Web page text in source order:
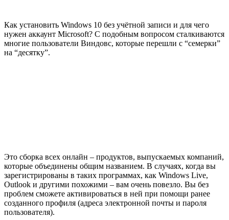
Как установить Windows 10 без учётной записи и для чего
нужен аккаунт Microsoft? С подобным вопросом сталкиваются
многие пользователи Виндовс, которые перешли с “семерки”
на “десятку”.
Это сборка всех онлайн – продуктов, выпускаемых компаний,
которые объединены общим названием. В случаях, когда вы
зарегистрированы в таких программах, как Windows Live,
Outlook и другими похожими – вам очень повезло. Вы без
проблем сможете активироваться в ней при помощи ранее
созданного профиля (адреса электронной почты и пароля
пользователя).